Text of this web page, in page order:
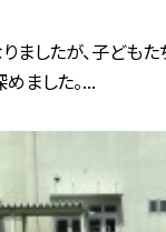
ましたが、子ども
ました。...